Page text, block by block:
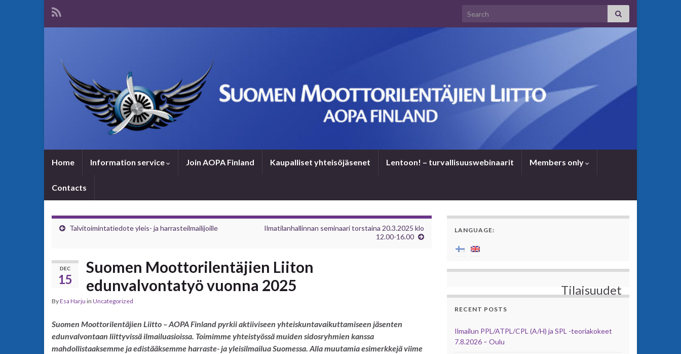
Search for:
Home Information service Join AOPA Finland Kaupalliset yhteisöjäsenet Len­toon! – tur­val­li­suus­we­bi­naa­rit Members only
Contacts
Talvitoimintatiedote yleis- ja harrasteilmailijoille
Ilmatilanhallinnan seminaari torstaina 20.3.2025 klo
12.00-16.00
DEC
15
Suomen Moottorilentäjien Liiton
edunvalvontatyö vuonna 2025
ByEsa Harju in Uncategorized
Suomen Moottorilentäjien Liitto – AOPA Finland pyrkii aktiiviseen yhteiskuntavaikuttamiseen jäsenten
edunvalvontaan liittyvissä ilmailuasioissa. Toimimme yhteistyössä muiden sidosryhmien kanssa
mahdollistaaksemme ja edistääksemme harraste- ja yleisilmailua Suomessa. Alla muutamia esimerkkejä viime
LANGUAGE:
Tilaisuudet
RECENT POSTS
Ilmailun PPL/ATPL/CPL (A/H) ja SPL -teoriakokeet
7.8.2026 – Oulu